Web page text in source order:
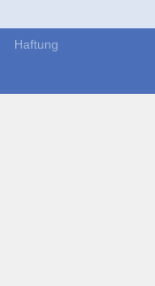
Haftung